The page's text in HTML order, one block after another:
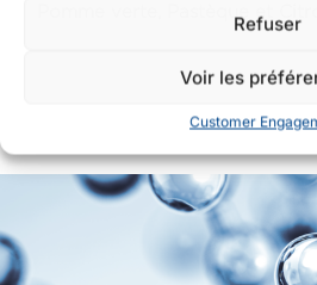
Refuser
Voir les
Customer
Pomme verte, Pastèque et